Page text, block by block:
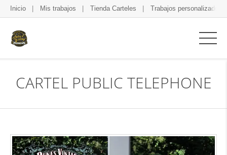
Inicio Mis trabajos Tienda Carteles Trabajos personalizados
CARTEL PUBLIC TELEPHONE